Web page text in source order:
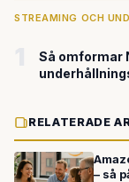
STREAMING OCH
Så omformar
RELATERADE
– så